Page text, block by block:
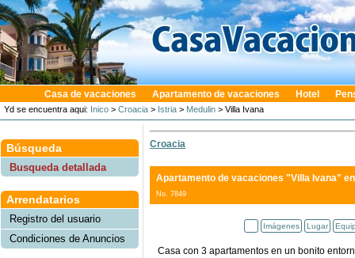
Casa de vacaciones Apartamento de vacaciones Hotel
Yd se encuentra aqui: Inico > Croacia > Istria > Medulin > Villa Ivana
Búsqueda
Busqueda detallada
Arrendatarios
Registro del usuario
Condiciones de Anuncios
Croacia
Apartamento de vacaciones "Villa Ivana"
No. 7849
Imágenes Lugar
Casa con 3 apartamentos en un bonito